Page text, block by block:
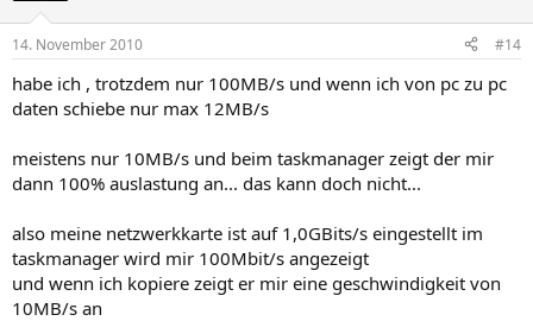
14. November 2010 #14
habe ich , trotzdem nur 100MB/s und wenn ich von pc zu pc
daten schiebe nur max 12MB/s
meistens nur 10MB/s und beim taskmanager zeigt der mir
dann 100% auslastung an... das kann doch nicht...
also meine netzwerkkarte ist auf 1,0GBits/s eingestellt im
taskmanager wird mir 100Mbit/s angezeigt
und wenn ich kopiere zeigt er mir eine geschwindigkeit von
10MB/s an